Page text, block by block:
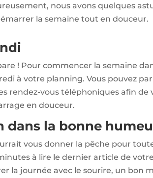
nous avons quelques
la semaine tout en douceur.
! Pour commencer la semaine
à votre planning. Vous pouvez
rendez-vous téléphoniques afin
en douceur.
dans la bonne
vous donner la pêche pour
à lire le dernier article de
la journée avec le sourire, un bon